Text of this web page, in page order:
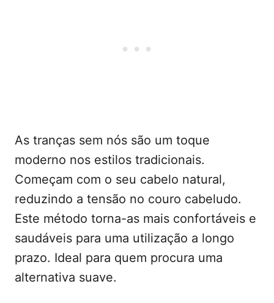
As tranças sem nós são um toque
moderno nos estilos tradicionais.
Começam com o seu cabelo natural,
reduzindo a tensão no couro cabeludo.
Este método torna-as mais confortáveis e
saudáveis para uma utilização a longo
prazo. Ideal para quem procura uma
alternativa suave.